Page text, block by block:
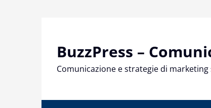
BuzzPress –
Comunicazione e strategie di marketing